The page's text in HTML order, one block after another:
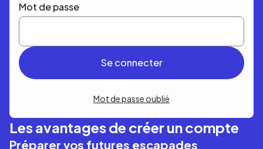
Mot de passe
Mot de passe oublié
Les avantages de créer un compte
Préparer vos futures escapades